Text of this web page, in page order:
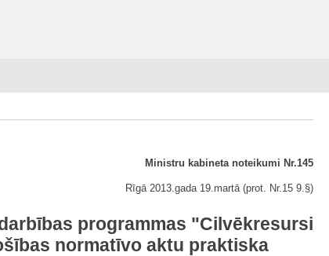
Ministru kabineta noteikumi Nr.145
Rīgā 2013.gada 19.martā (prot. Nr.15 9.§)
programmas "Cilvēkresursi
normatīvo aktu praktiska